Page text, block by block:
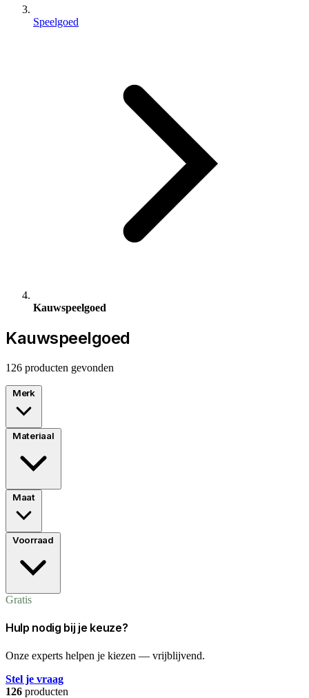
Speelgoed
Kauwspeelgoed
Kauwspeelgoed
126 producten gevonden
Merk
Materiaal
Maat
Voorraad
Gratis
Hulp nodig bij je keuze?
Onze experts helpen je kiezen — vrijblijvend.
Stel je vraag
126 producten